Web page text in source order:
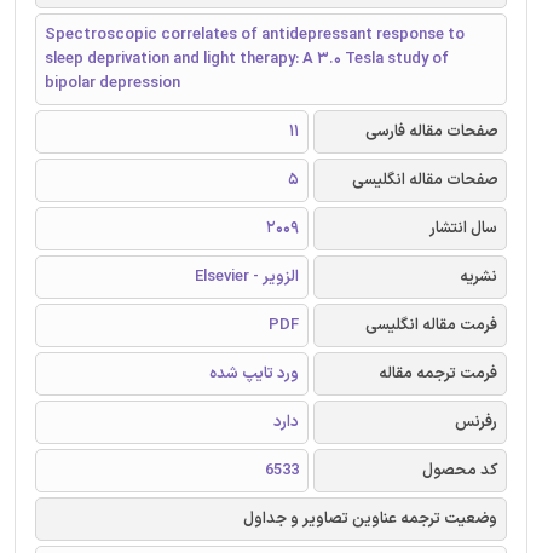
Spectroscopic correlates of antidepressant response to
sleep deprivation and light therapy: A 3.0 Tesla study of
bipolar depression
صفحات مقاله فارسی
11
صفحات مقاله انگلیسی
5
سال انتشار
2009
نشریه
الزویر - Elsevier
فرمت مقاله انگلیسی
PDF
فرمت ترجمه مقاله
ورد تایپ شده
رفرنس
دارد
کد محصول
6533
وضعیت ترجمه عناوین تصاویر و جداول